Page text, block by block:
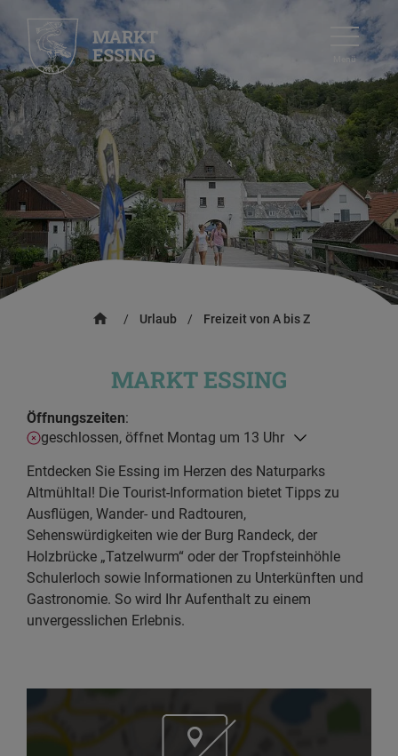
Menü
Freizeit von A bis Z
/
Urlaub
/
MARKT ESSING
Öffnungszeiten:
geschlossen, öffnet Montag um 13 Uhr
Entdecken Sie Essing im Herzen des Naturparks
Altmühltal! Die Tourist-Information bietet Tipps zu
Ausflügen, Wander- und Radtouren,
Sehenswürdigkeiten wie der Burg Randeck, der
Holzbrücke „Tatzelwurm“ oder der Tropfsteinhöhle
Schulerloch sowie Informationen zu Unterkünften und
Gastronomie. So wird Ihr Aufenthalt zu einem
unvergesslichen Erlebnis.